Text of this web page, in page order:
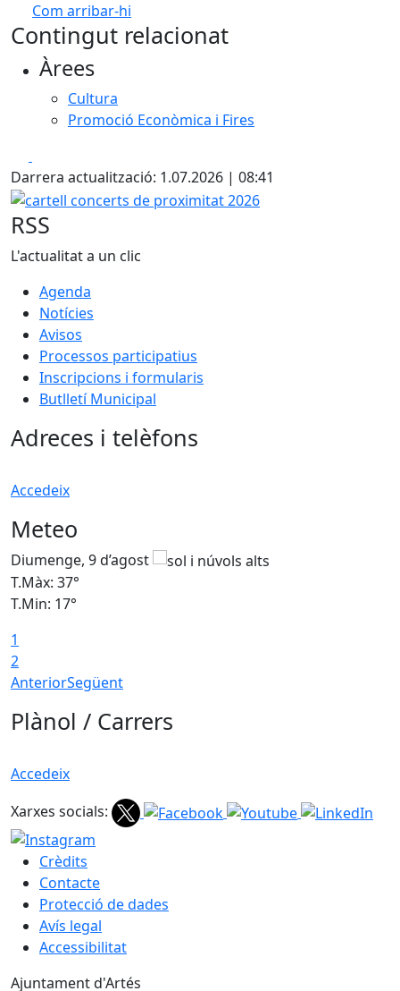
Com arribar-hi
+
−
Contingut relacionat
Àrees
Cultura
Promoció Econòmica i Fires
Darrera actualització: 1.07.2026 | 08:41
cartell concerts de proximitat 2026
RSS
L'actualitat a un clic
Agenda
Notícies
Avisos
Processos participatius
Inscripcions i formularis
Butlletí Municipal
Adreces i telèfons
Accedeix
Meteo
Diumenge, 9 d’agost
T.Màx: 37°
T.Min: 17°
1
2
AnteriorSegüent
Plànol / Carrers
Accedeix
Xarxes socials:
Crèdits
Contacte
Protecció de dades
Avís legal
Accessibilitat
Ajuntament d'Artés